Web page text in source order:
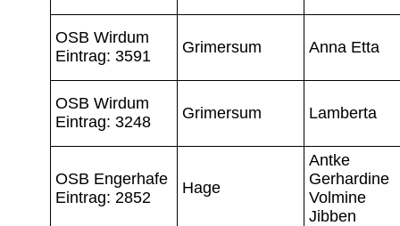
OSB Wirdum
Eintrag: 3591
Grimersum Anna Etta
OSB Wirdum
Eintrag: 3248
Grimersum Lamberta
OSB Engerhafe
Eintrag: 2852
Hage
Antke
Gerhardine
Volmine
Jibben